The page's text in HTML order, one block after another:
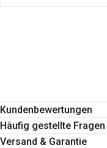
Kundenbewertungen
Häufig gestellte Fragen
Versand & Garantie